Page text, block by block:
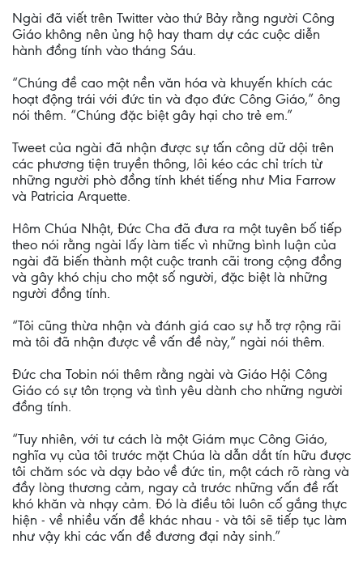
Ngài đã viết trên Twitter vào thứ Bảy rằng người Công
Giáo không nên ủng hộ hay tham dự các cuộc diễn
hành đồng tính vào tháng Sáu.
“Chúng đề cao một nền văn hóa và khuyến khích các
hoạt động trái với đức tin và đạo đức Công Giáo,” ông
nói thêm. “Chúng đặc biệt gây hại cho trẻ em.”
Tweet của ngài đã nhận được sự tấn công dữ dội trên
các phương tiện truyền thông, lôi kéo các chỉ trích từ
những người phò đồng tính khét tiếng như Mia Farrow
và Patricia Arquette.
Hôm Chúa Nhật, Đức Cha đã đưa ra một tuyên bố tiếp
theo nói rằng ngài lấy làm tiếc vì những bình luận của
ngài đã biến thành một cuộc tranh cãi trong cộng đồng
và gây khó chịu cho một số người, đặc biệt là những
người đồng tính.
“Tôi cũng thừa nhận và đánh giá cao sự hỗ trợ rộng rãi
mà tôi đã nhận được về vấn đề này,” ngài nói thêm.
Đức cha Tobin nói thêm rằng ngài và Giáo Hội Công
Giáo có sự tôn trọng và tình yêu dành cho những người
đồng tính.
“Tuy nhiên, với tư cách là một Giám mục Công Giáo,
nghĩa vụ của tôi trước mặt Chúa là dẫn dắt tín hữu được
tôi chăm sóc và dạy bảo về đức tin, một cách rõ ràng và
đầy lòng thương cảm, ngay cả trước những vấn đề rất
khó khăn và nhạy cảm. Đó là điều tôi luôn cố gắng thực
hiện - về nhiều vấn đề khác nhau - và tôi sẽ tiếp tục làm
như vậy khi các vấn đề đương đại nảy sinh.”